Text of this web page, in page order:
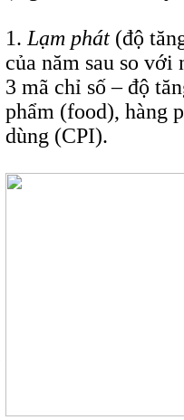
1. Lạm phát (độ
của năm sau so
3 mã chỉ số – độ
phẩm (food), hàng
dùng (CPI).